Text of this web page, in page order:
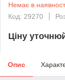
Немає в
Код: 29270
Ціну
Опис